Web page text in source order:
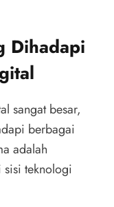
Dihadapi
sangat besar,
berbagai
adalah
sisi teknologi